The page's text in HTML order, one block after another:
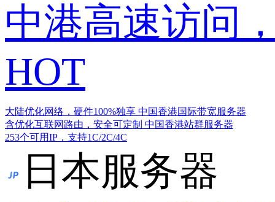
中港高速访问
HOT
大陆优化网络，硬件100%独享 中国香港国际带宽服务器
含优化互联网路由，安全可定制 中国香港站群服务器
253个可用IP，支持1C/2C/4C
日本服务器